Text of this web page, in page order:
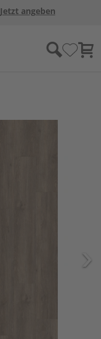
Jetzt angeben